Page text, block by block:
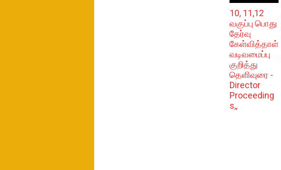
10, 11,12
வகுப்பு பொது
தேர்வு
கேள்வித்தாள்
வடிவமைப்பு
குறித்து
தெளிவுரை -
Director
Proceeding
s,,